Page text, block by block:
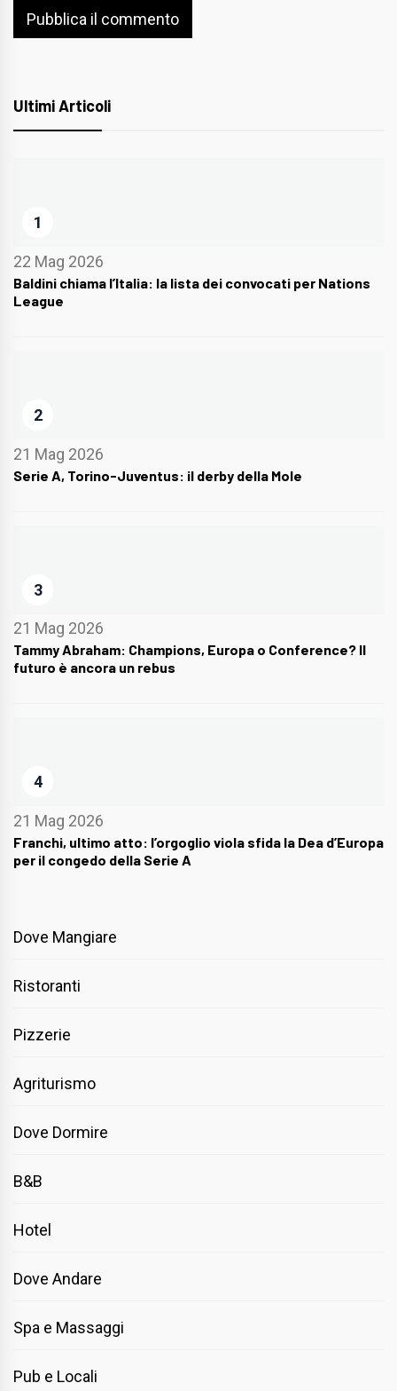
Ultimi Articoli
1
22 Mag 2026
Baldini chiama l’Italia: la lista dei convocati per Nations
League
2
21 Mag 2026
Serie A, Torino-Juventus: il derby della Mole
3
21 Mag 2026
Tammy Abraham: Champions, Europa o Conference? Il
futuro è ancora un rebus
4
21 Mag 2026
Franchi, ultimo atto: l’orgoglio viola sfida la Dea d’Europa
per il congedo della Serie A
Dove Mangiare
Ristoranti
Pizzerie
Agriturismo
Dove Dormire
B&B
Hotel
Dove Andare
Spa e Massaggi
Pub e Locali